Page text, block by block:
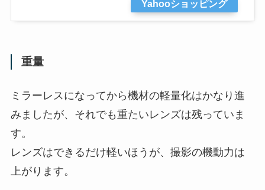
Yahooショッピング
重量
ミラーレスになってから機材の軽量化はかなり進
みましたが、それでも重たいレンズは残っていま
す。
レンズはできるだけ軽いほうが、撮影の機動力は
上がります。